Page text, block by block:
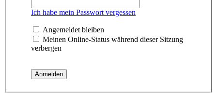
Ich habe mein Passwort vergessen
Angemeldet bleiben
Meinen Online-Status während dieser Sitzung
verbergen